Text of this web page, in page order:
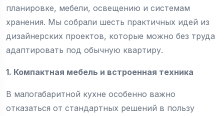
планировке, мебели, освещению и системам
хранения. Мы собрали шесть практичных идей из
дизайнерских проектов, которые можно без труда
адаптировать под обычную квартиру.
1. Компактная мебель и встроенная техника
В малогабаритной кухне особенно важно
отказаться от стандартных решений в пользу